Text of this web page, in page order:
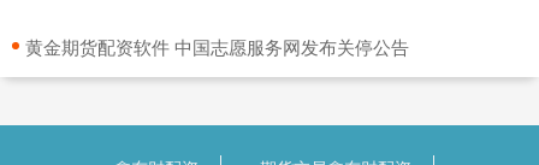
​黄金期货配资软件 中国志愿服务网发布关停公告